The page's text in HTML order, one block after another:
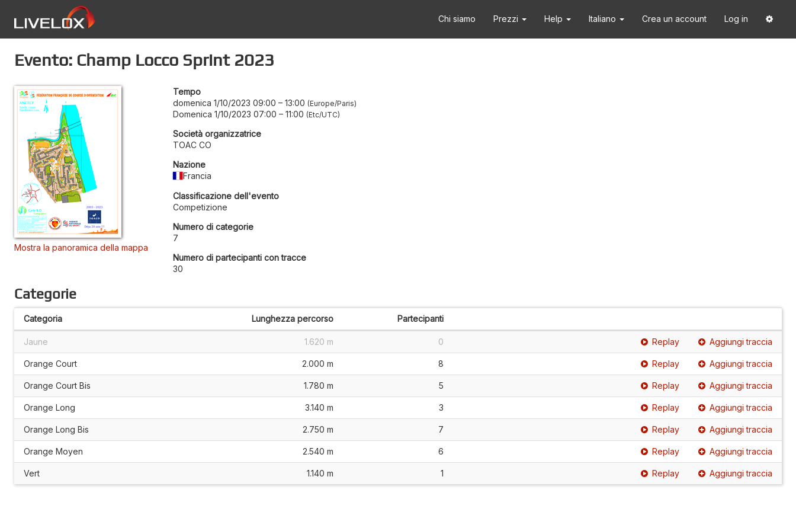
Chi siamo Prezzi Help Italiano Crea un account Log in
Evento: Champ Locco Sprint 2023
Mostra la panoramica della mappa
Tempo
domenica 1/10/2023 09:00 – 13:00 Europe/Paris
Domenica 1/10/2023 07:00 – 11:00 Etc/UTC
Società organizzatrice
TOAC CO
Nazione
Francia
Classificazione dell'evento
Competizione
Numero di categorie
7
Numero di partecipanti con tracce
30
Categorie
Categoria Lunghezza percorso Partecipanti
Jaune 1.620 m 0 Replay Aggiungi traccia
Orange Court 2.000 m 8 Replay Aggiungi traccia
Orange Court Bis 1.780 m 5 Replay Aggiungi traccia
Orange Long 3.140 m 3 Replay Aggiungi traccia
Orange Long Bis 2.750 m 7 Replay Aggiungi traccia
Orange Moyen 2.540 m 6 Replay Aggiungi traccia
Vert 1.140 m 1 Replay Aggiungi traccia